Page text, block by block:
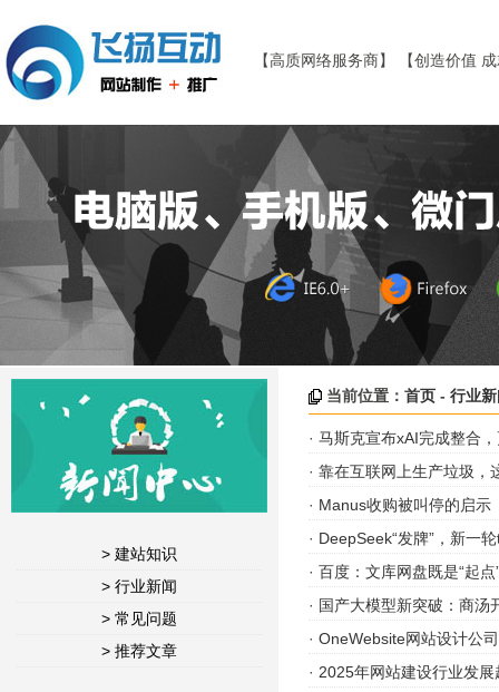
【高质网络服务商】 【创造价值
> 建站知识
> 行业新闻
> 常见问题
> 推荐文章
当前位置： 首页 - 行业
· 马斯克宣布xAI完成整合
· 靠在互联网上生产垃圾，
· Manus收购被叫停的启示
· DeepSeek“发牌”，新一
· 百度：文库网盘既是“起
· 国产大模型新突破：商汤
· OneWebsite网站设计公
· 2025年网站建设行业发展